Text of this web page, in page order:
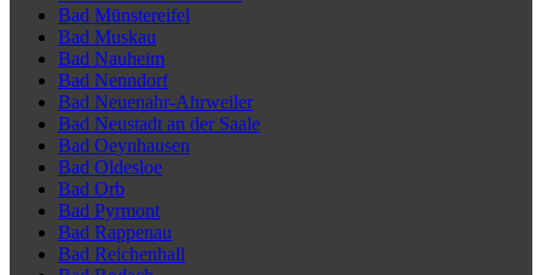
Bad Münstereifel
Bad Muskau
Bad Nauheim
Bad Nenndorf
Bad Neuenahr-Ahrweiler
Bad Neustadt an der Saale
Bad Oeynhausen
Bad Oldesloe
Bad Orb
Bad Pyrmont
Bad Rappenau
Bad Reichenhall